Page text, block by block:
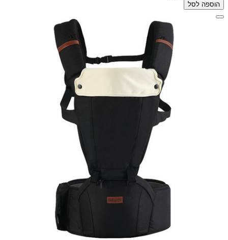
הוספה לסל